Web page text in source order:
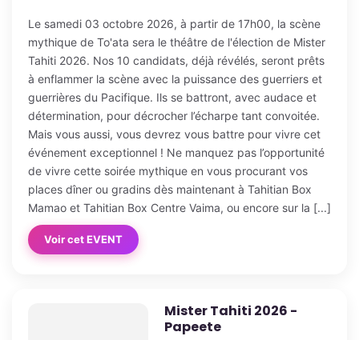
Le samedi 03 octobre 2026, à partir de 17h00, la scène
mythique de To'ata sera le théâtre de l'élection de Mister
Tahiti 2026. Nos 10 candidats, déjà révélés, seront prêts
à enflammer la scène avec la puissance des guerriers et
guerrières du Pacifique. Ils se battront, avec audace et
détermination, pour décrocher l’écharpe tant convoitée.
Mais vous aussi, vous devrez vous battre pour vivre cet
événement exceptionnel ! Ne manquez pas l’opportunité
de vivre cette soirée mythique en vous procurant vos
places dîner ou gradins dès maintenant à Tahitian Box
Mamao et Tahitian Box Centre Vaima, ou encore sur la [...]
Voir cet EVENT
Mister Tahiti 2026 -
Papeete